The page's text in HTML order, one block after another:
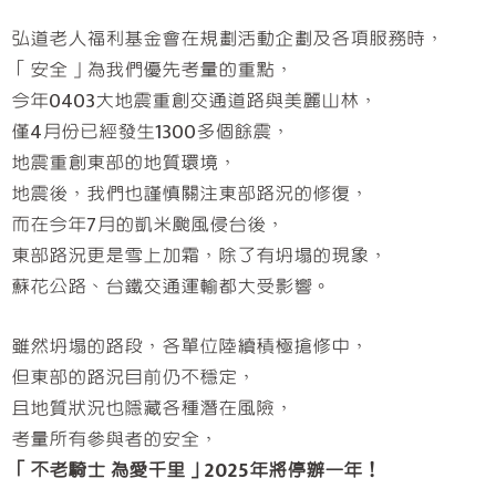
弘道老人福利基金會在規劃活動企劃及各項服務時，
「安全」為我們優先考量的重點，
今年0403大地震重創交通道路與美麗山林，
僅4月份已經發生1300多個餘震，
地震重創東部的地質環境，
地震後，我們也謹慎關注東部路況的修復，
而在今年7月的凱米颱風侵台後，
東部路況更是雪上加霜，除了有坍塌的現象，
蘇花公路、台鐵交通運輸都大受影響。
雖然坍塌的路段，各單位陸續積極搶修中，
但東部的路況目前仍不穩定，
且地質狀況也隱藏各種潛在風險，
考量所有參與者的安全，
「不老騎士 為愛千里」2025年將停辦一年！